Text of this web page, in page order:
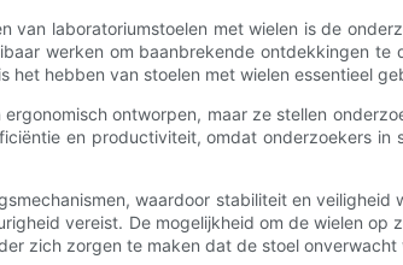
laboratoriumstoelen met wielen is de
werken om baanbrekende ontdekkingen
hebben van stoelen met wielen essentieel
ontworpen, maar ze stellen
en productiviteit, omdat onderzoekers
waardoor stabiliteit en
vereist. De mogelijkheid om de wielen
zich zorgen te maken dat de stoel onverwacht